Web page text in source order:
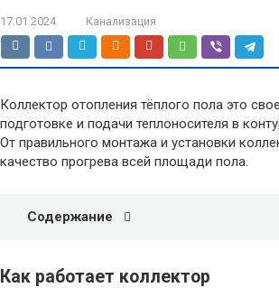
17.01.2024 Канализация
Коллектор отопления тёплого пола это
подготовке и подачи теплоносителя в
От правильного монтажа и установки
качество прогрева всей площади пола.
Содержание
Как работает коллектор